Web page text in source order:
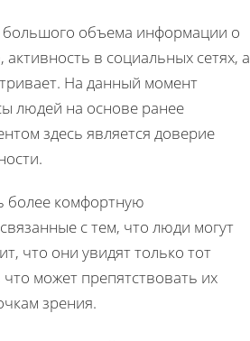
объема информации о
в социальных сетях, а
На данный момент
людей на основе ранее
здесь является доверие
более комфортную
с тем, что люди могут
что они увидят только тот
может препятствовать их
зрения.